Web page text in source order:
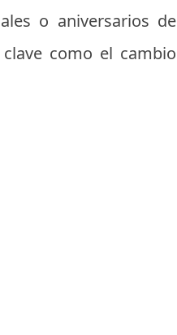
o aniversarios de
como el cambio